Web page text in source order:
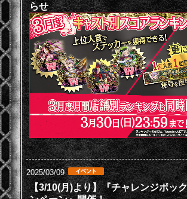
らせ
2025/03/09
【3/10(月)より】『チャレンジボッ